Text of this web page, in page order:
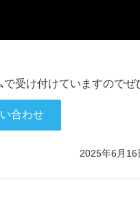
受け付けていますのでぜ
合わせ
2025年6月16